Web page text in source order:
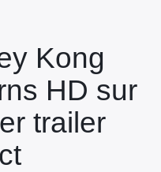
Kong
HD sur
trailer